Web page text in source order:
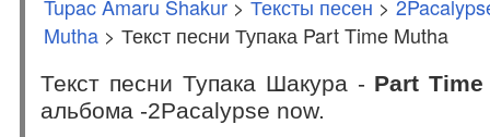
Tupac Amaru Shakur > Тексты песен >
Mutha > Текст песни Тупака Part Time Mutha
Текст песни Тупака Шакура - Part
альбома -2Pacalypse now.